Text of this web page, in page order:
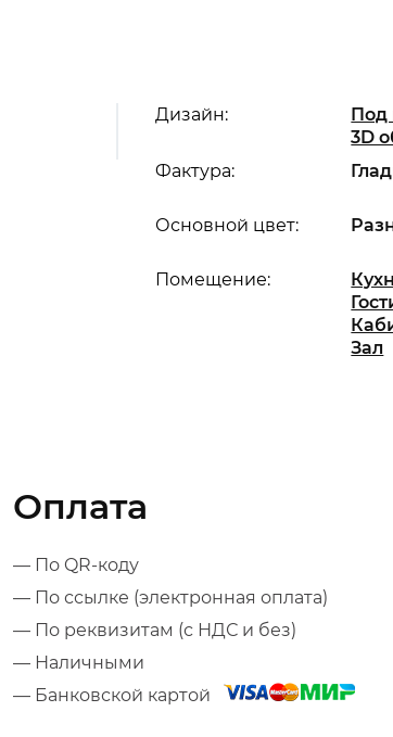
Основной цвет:
Дизайн: Под
3D
Помещение:
Зал
Фактура:
Оплата
— По QR-коду
— По ссылке (электронная оплата)
— По реквизитам (с НДС и без)
— Наличными
— Банковской картой